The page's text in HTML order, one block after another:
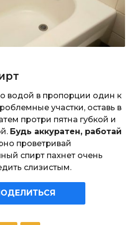
водой в пропорции один к
участки, оставь в
протри пятна губкой и
Будь аккуратен, работай
проветривай
спирт пахнет очень
слизистым.